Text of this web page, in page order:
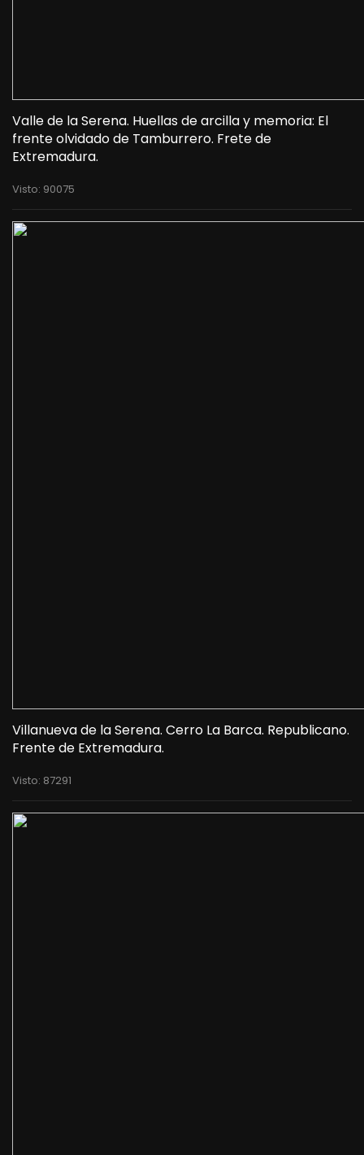
Valle de la Serena. Huellas de arcilla y memoria: El
frente olvidado de Tamburrero. Frete de
Extremadura.
Visto: 90075
Villanueva de la Serena. Cerro La Barca. Republicano.
Frente de Extremadura.
Visto: 87291